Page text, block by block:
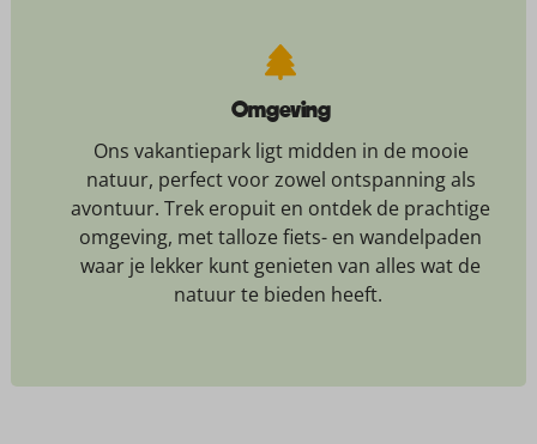
Omgeving
Ons vakantiepark ligt midden in de mooie
natuur, perfect voor zowel ontspanning als
avontuur. Trek eropuit en ontdek de prachtige
omgeving, met talloze fiets- en wandelpaden
waar je lekker kunt genieten van alles wat de
natuur te bieden heeft.